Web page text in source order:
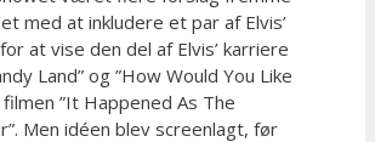
med at inkludere et par af Elvis’
at vise den del af Elvis’ karriere
Land” og ”How Would You Like
filmen ”It Happened As The
Men idéen blev screenlagt, før